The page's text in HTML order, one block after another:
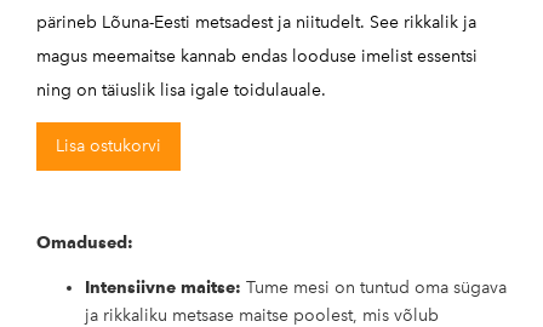
pärineb Lõuna-Eesti metsadest ja niitudelt. See rikkalik ja
magus meemaitse kannab endas looduse imelist essentsi
ning on täiuslik lisa igale toidulauale.
Lisa ostukorvi
Omadused:
Intensiivne maitse: Tume mesi on tuntud oma sügava
ja rikkaliku metsase maitse poolest, mis võlub